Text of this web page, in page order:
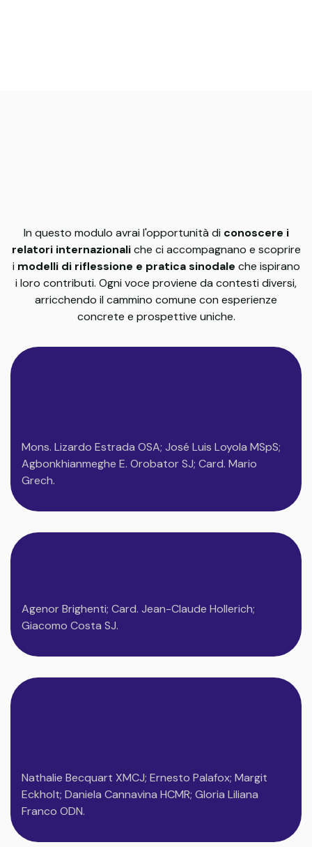
In questo modulo avrai l'opportunità di conoscere i
relatori internazionaliche ci accompagnano e scoprire
i modelli di riflessione e pratica sinodale che ispirano
i loro contributi. Ogni voce proviene da contesti diversi,
arricchendo il cammino comune con esperienze
concrete e prospettive uniche.
Mons. Lizardo Estrada OSA; José Luis Loyola MSpS;
Agbonkhianmeghe E. Orobator SJ; Card. Mario
Grech.
Agenor Brighenti; Card. Jean-Claude Hollerich;
Giacomo Costa SJ.
Nathalie Becquart XMCJ; Ernesto Palafox; Margit
Eckholt; Daniela Cannavina HCMR; Gloria Liliana
Franco ODN.